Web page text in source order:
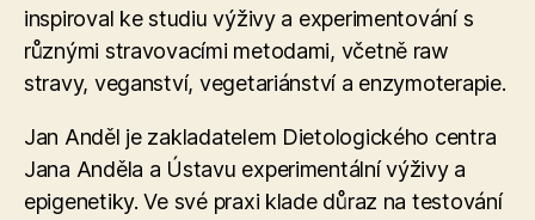
inspiroval ke studiu výživy a experimentování s
různými stravovacími metodami, včetně raw
stravy, veganství, vegetariánství a enzymoterapie​.
Jan Anděl je zakladatelem Dietologického centra
Jana Anděla a Ústavu experimentální výživy a
epigenetiky. Ve své praxi klade důraz na testování